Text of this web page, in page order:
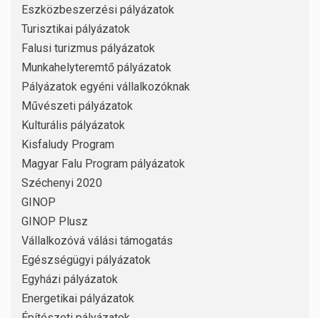
Eszközbeszerzési pályázatok
Turisztikai pályázatok
Falusi turizmus pályázatok
Munkahelyteremtő pályázatok
Pályázatok egyéni vállalkozóknak
Művészeti pályázatok
Kulturális pályázatok
Kisfaludy Program
Magyar Falu Program pályázatok
Széchenyi 2020
GINOP
GINOP Plusz
Vállalkozóvá válási támogatás
Egészségügyi pályázatok
Egyházi pályázatok
Energetikai pályázatok